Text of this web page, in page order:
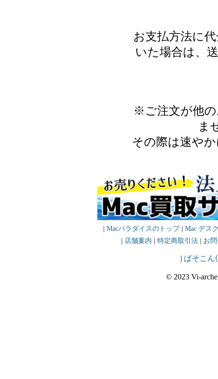
お支払方法に
いた場合は、
※ご注文が他の
ま
その際は速や
| Macパラダイスのトップ| Mac デス
| 店舗案内 | 特定商取引法 | お
| ぱそこん
© 2023 Vi-